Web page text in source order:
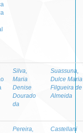
Silva,
Maria
Denise
Dourado
da
Suassuna,
Dulce Maria
Filgueira de
Almeida
Pereira,
Castellani